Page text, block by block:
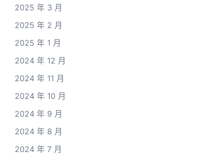
2025 年 3 月
2025 年 2 月
2025 年 1 月
2024 年 12 月
2024 年 11 月
2024 年 10 月
2024 年 9 月
2024 年 8 月
2024 年 7 月